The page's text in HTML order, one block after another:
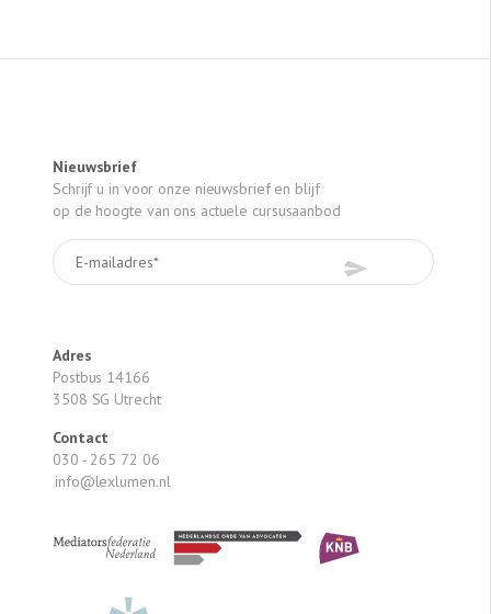
Nieuwsbrief
Schrijf u in voor onze nieuwsbrief en blijf
op de hoogte van ons actuele cursusaanbod
Adres
Postbus 14166
3508 SG Utrecht
Contact
030 - 265 72 06
info@lexlumen.nl